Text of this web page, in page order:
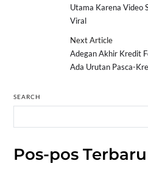
Utama Karena Video
Viral
Next Article
Adegan Akhir Kredit
Ada Urutan Pasca-
SEARCH
Pos-pos Terbaru